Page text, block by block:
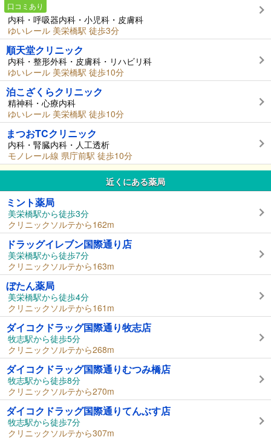
口コミあり
内科・呼吸器内科・小児科・皮膚科
ゆいレール 美栄橋駅 徒歩3分
順天堂クリニック
内科・整形外科・皮膚科・リハビリ科
ゆいレール 美栄橋駅 徒歩10分
泊こざくらクリニック
精神科・心療内科
ゆいレール 美栄橋駅 徒歩10分
まつおTCクリニック
内科・腎臓内科・人工透析
モノレール線 県庁前駅 徒歩10分
近くにある薬局
ミント薬局
美栄橋駅から徒歩3分
クリニックソルテから162m
ドラッグイレブン国際通り店
美栄橋駅から徒歩7分
クリニックソルテから163m
ぼたん薬局
美栄橋駅から徒歩4分
クリニックソルテから161m
ダイコクドラッグ国際通り牧志店
牧志駅から徒歩5分
クリニックソルテから268m
ダイコクドラッグ国際通りむつみ橋店
牧志駅から徒歩8分
クリニックソルテから270m
ダイコクドラッグ国際通りてんぶす店
牧志駅から徒歩7分
クリニックソルテから307m